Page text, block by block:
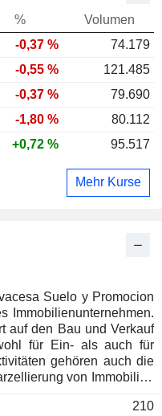
Suelo y Promocion
Immobilienunternehmen.
auf den Bau und Verkauf
für Ein- als auch für
gehören auch die
von Immobilien
Das Anlageportfolio
210
%
Volumen
-0,37 %
74.179
-0,55 %
121.485
-0,37 %
79.690
-1,80 %
80.112
+0,72 % 95.517
Mehr Kurse